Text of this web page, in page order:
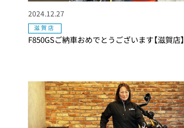
F850GSご納車おめでとうございます【滋賀店】
2024.12.27
滋賀店